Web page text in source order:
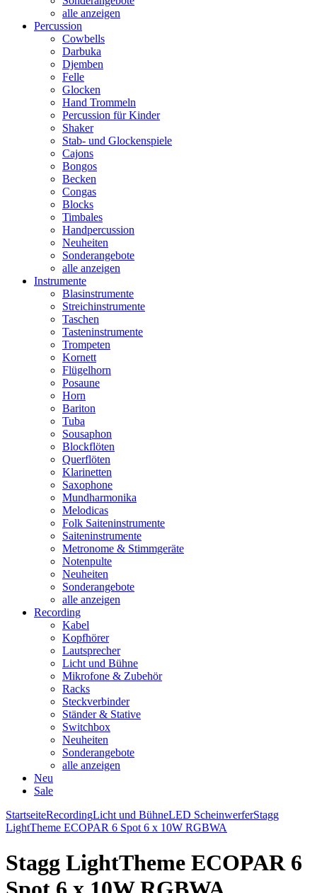
alle anzeigen
Percussion
Cowbells
Darbuka
Djemben
Felle
Glocken
Hand Trommeln
Percussion für Kinder
Shaker
Stab- und Glockenspiele
Cajons
Bongos
Becken
Congas
Blocks
Timbales
Handpercussion
Neuheiten
Sonderangebote
alle anzeigen
Instrumente
Blasinstrumente
Streichinstrumente
Taschen
Tasteninstrumente
Trompeten
Kornett
Flügelhorn
Posaune
Horn
Bariton
Tuba
Sousaphon
Blockflöten
Querflöten
Klarinetten
Saxophone
Mundharmonika
Melodicas
Folk Saiteninstrumente
Saiteninstrumente
Metronome & Stimmgeräte
Notenpulte
Neuheiten
Sonderangebote
alle anzeigen
Recording
Kabel
Kopfhörer
Lautsprecher
Licht und Bühne
Mikrofone & Zubehör
Racks
Steckverbinder
Ständer & Stative
Switchbox
Neuheiten
Sonderangebote
alle anzeigen
Neu
Sale
StartseiteRecordingLicht und BühneLED ScheinwerferStagg
LightTheme ECOPAR 6 Spot 6 x 10W RGBWA
Stagg LightTheme ECOPAR 6